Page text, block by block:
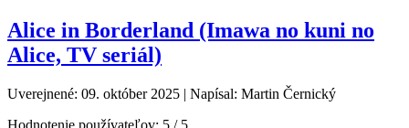
Alice in Borderland (Imawa no kuni no
Alice, TV seriál)
Uverejnené: 09. október 2025 | Napísal: Martin Černický
Hodnotenie používateľov: 5 / 5